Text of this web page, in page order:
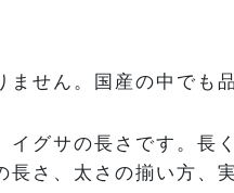
せん。国産の中でも
グサの長さです。
さ、太さの揃い方